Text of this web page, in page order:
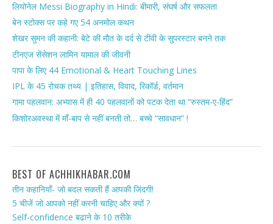
लियोनेल Messi Biography in Hindi: बीमारी, संघर्ष और सफलता
बेन स्टोक्स पर कहे गए 54 अनमोल कथन
शेखर सुमन की कहानी: बेटे की मौत के दर्द से टीवी के सुपरस्टार बनने तक
टीनएज सेंसेशन लामिन यामाल की जीवनी
पापा के लिए 44 Emotional & Heart Touching Lines
IPL के 45 रोचक तथ्य | इतिहास, विवाद, रिकॉर्ड, वर्तमान
गामा पहलवान: अभ्यास में ही 40 पहलवानों को पटक देता था “रुस्तम-ए-हिंद”
किशोरअवस्था में माँ-बाप से नहीं बनती तो… बच्चे “सावधान” !
BEST OF ACHHIKHABAR.COM
तीन कहानियाँ- जो बदल सकती हैं आपकी जिंदगी!
5 चीजें जो आपको नहीं करनी चाहिए और क्यों ?
Self-confidence बढाने के 10 तरीके